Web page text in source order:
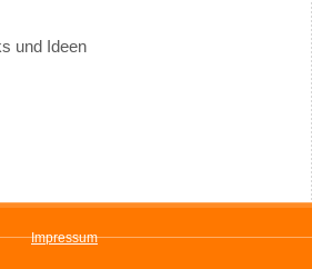
und Ideen
Impressum